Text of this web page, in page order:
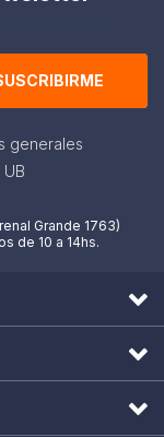
generales
Grande 1763)
de 10 a 14hs.